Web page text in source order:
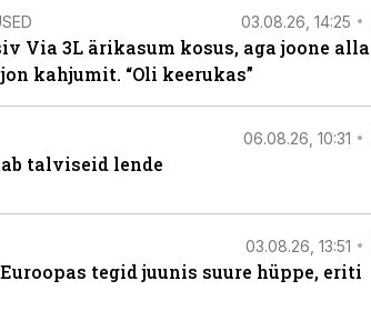
03.08.26, 14:25
Via 3L ärikasum kosus, aga joone alla
kahjumit. “Oli keerukas”
06.08.26, 10:31
talviseid lende
03.08.26, 13:51
tegid juunis suure hüppe, eriti